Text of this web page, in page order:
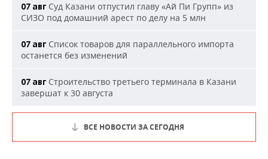
07 авг Суд Казани отпустил главу «Ай Пи Групп» из
СИЗО под домашний арест по делу на 5 млн
07 авг Список товаров для параллельного импорта
останется без изменений
07 авг Строительство третьего терминала в Казани
завершат к 30 августа
ВСЕ НОВОСТИ ЗА СЕГОДНЯ